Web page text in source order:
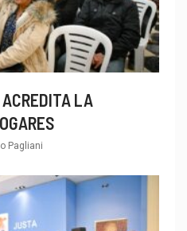
ACREDITA LA
Pagliani